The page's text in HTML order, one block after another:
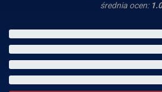
średnia ocen: